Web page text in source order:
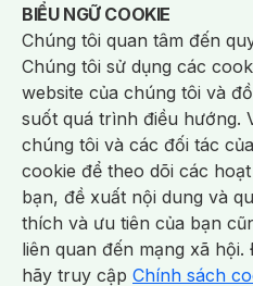
Chăm Sóc Cá Nhân
Chống Muỗi /Khẩu Trang /Máy Massage/
Sản Phẩm Chăm Sóc Khác /Bàn Chải Đánh
Hỗ Trợ Trắng Răng/Kem Đánh Răng /Máy
Tăm / Chỉ Nha Khoa/ Xịt Thơm Miệng /
Khăn Ướt Vệ Sinh Vùng Kín/Băng Vệ Sinh/
Máy Cạo Râu
Vấn Đề Về Da
Da Dầu / Lỗ Chân Lông To/ Da Khô / Mất
Da Nhạy Cảm / Kích Ứng
Da Xỉn Màu
Quầng Thâm & Bọng Mắt /Sẹo /Viêm Da Cơ
Dụng Cụ / Phụ Kiện Chăm Sóc Da
Bông Tẩy Trang
Khăn Lau Mặt Khô Dụng
Dụng Cụ Chăm Sóc Khác
BIỂU NGỮ COOKIE
Notice about cookies usage
Chúng tôi quan tâm đến
Chúng tôi sử dụng các
website của chúng tôi và
suốt quá trình điều hướng.
chúng tôi và các đối tác
cookie để theo dõi các
bạn, đề xuất nội dung và
thích và ưu tiên của bạn
liên quan đến mạng xã
hãy truy cập Chính sách